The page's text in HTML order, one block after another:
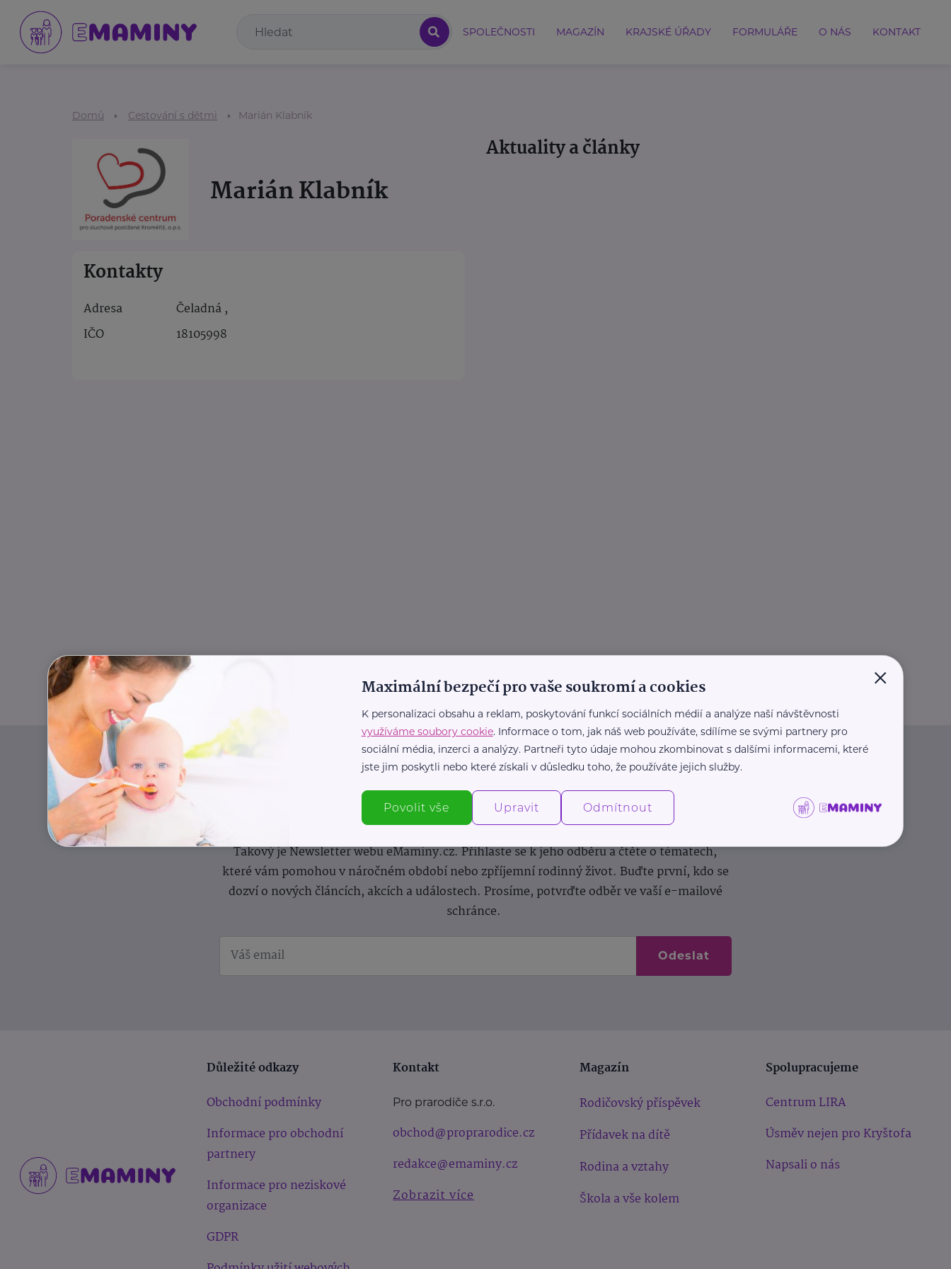
SPOLEČNOSTI MAGAZÍN KRAJSKÉ ÚŘADY FORMULÁŘE O NÁS KONTAKT
Domů Cestování s dětmi Marián Klabník
Marián Klabník
Kontakty
Adresa
Čeladná ,
IČO
18105998
Aktuality a články
Newsletter
Takový je Newsletter webu eMaminy.cz. Přihlaste se k jeho odběru a čtěte o tématech,
které vám pomohou v náročném období nebo zpříjemní rodinný život. Buďte první, kdo se
dozví o nových článcích, akcích a událostech. Prosíme, potvrďte odběr ve vaší e-mailové
schránce.
Odeslat
Důležité odkazy
Obchodní podmínky
Informace pro obchodní
partnery
Informace pro neziskové
organizace
GDPR
Kontakt
Pro prarodiče s.r.o.
obchod@proprarodice.cz
redakce@emaminy.cz
Zobrazit více
Magazín
Rodičovský příspěvek
Přídavek na dítě
Rodina a vztahy
Škola a vše kolem
Spolupracujeme
Centrum LIRA
Úsměv nejen pro Kryštofa
Napsali o nás
×
Maximální bezpečí pro vaše soukromí a cookies
K personalizaci obsahu a reklam, poskytování funkcí sociálních médií a analýze naší návštěvnosti
využíváme soubory cookie. Informace o tom, jak náš web používáte, sdílíme se svými partnery pro
sociální média, inzerci a analýzy. Partneři tyto údaje mohou zkombinovat s dalšími informacemi, které
jste jim poskytli nebo které získali v důsledku toho, že používáte jejich služby.
Povolit vše Upravit Odmítnout